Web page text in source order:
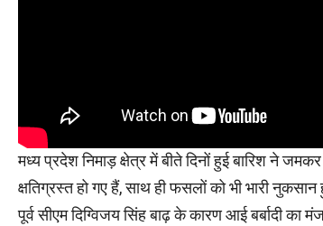
मध्य प्रदेश निमाड़ क्षेत्र में बीते दिनों हुई बारिश ने
क्षतिग्रस्त हो गए हैं, साथ ही फसलों को भी भारी
पूर्व सीएम दिग्विजय सिंह बाढ़ के कारण आई बर्बादी